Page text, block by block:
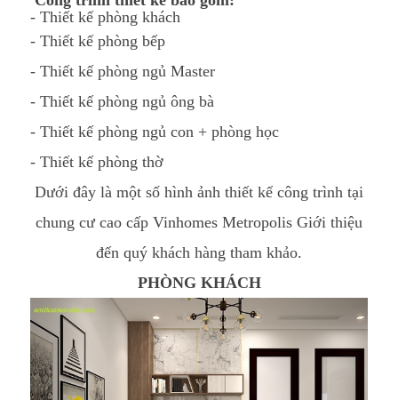
- Thiết kế phòng khách
- Thiết kế phòng bếp
- Thiết kế phòng ngủ Master
- Thiết kế phòng ngủ ông bà
- Thiết kế phòng ngủ con + phòng học
- Thiết kế phòng thờ
Dưới đây là một số hình ảnh thiết kế công trình tại
chung cư cao cấp Vinhomes Metropolis Giới thiệu
đến quý khách hàng tham khảo.
PHÒNG KHÁCH